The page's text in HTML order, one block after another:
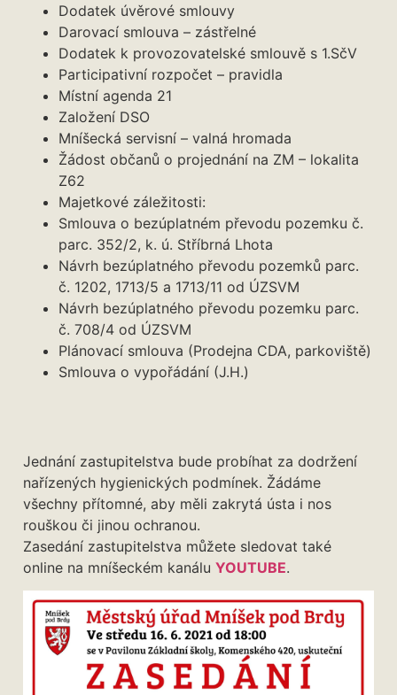
Dodatek úvěrové smlouvy
Darovací smlouva – zástřelné
Dodatek k provozovatelské smlouvě s 1.SčV
Participativní rozpočet – pravidla
Místní agenda 21
Založení DSO
Mníšecká servisní – valná hromada
Žádost občanů o projednání na ZM – lokalita
Z62
Majetkové záležitosti:
Smlouva o bezúplatném převodu pozemku č.
parc. 352/2, k. ú. Stříbrná Lhota
Návrh bezúplatného převodu pozemků parc.
č. 1202, 1713/5 a 1713/11 od ÚZSVM
Návrh bezúplatného převodu pozemku parc.
č. 708/4 od ÚZSVM
Plánovací smlouva (Prodejna CDA, parkoviště)
Smlouva o vypořádání (J.H.)
Jednání zastupitelstva bude probíhat za dodržení
nařízených hygienických podmínek. Žádáme
všechny přítomné, aby měli zakrytá ústa i nos
rouškou či jinou ochranou.
Zasedání zastupitelstva můžete sledovat také
online na mníšeckém kanálu YOUTUBE.